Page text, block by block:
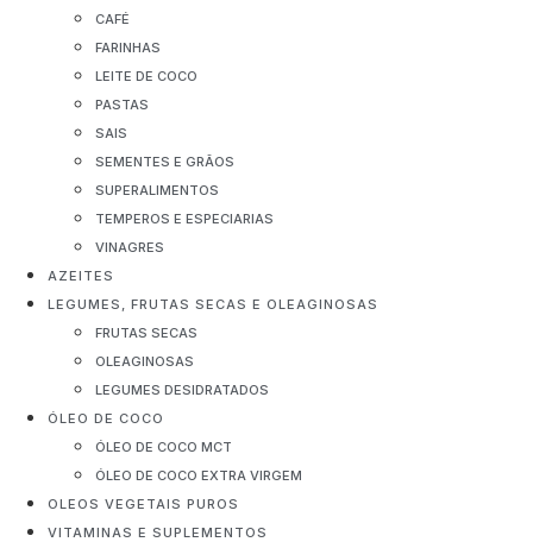
CAFÉ
FARINHAS
LEITE DE COCO
PASTAS
SAIS
SEMENTES E GRÃOS
SUPERALIMENTOS
TEMPEROS E ESPECIARIAS
VINAGRES
AZEITES
LEGUMES, FRUTAS SECAS E OLEAGINOSAS
FRUTAS SECAS
OLEAGINOSAS
LEGUMES DESIDRATADOS
ÓLEO DE COCO
ÓLEO DE COCO MCT
ÓLEO DE COCO EXTRA VIRGEM
OLEOS VEGETAIS PUROS
VITAMINAS E SUPLEMENTOS